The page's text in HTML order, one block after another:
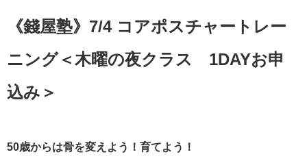
《錢屋塾》7/4 コアポスチャートレー
ニング＜木曜の夜クラス 1DAYお申
込み＞
50歳からは骨を変えよう！育てよう！